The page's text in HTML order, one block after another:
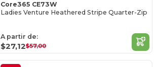
Core365 CE73W
Ladies Venture Heathered Stripe Quarter-Zip
A partir de:
$27,12$57,00